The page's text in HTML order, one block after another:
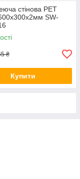
стінова PET
SW-
₴
Купити